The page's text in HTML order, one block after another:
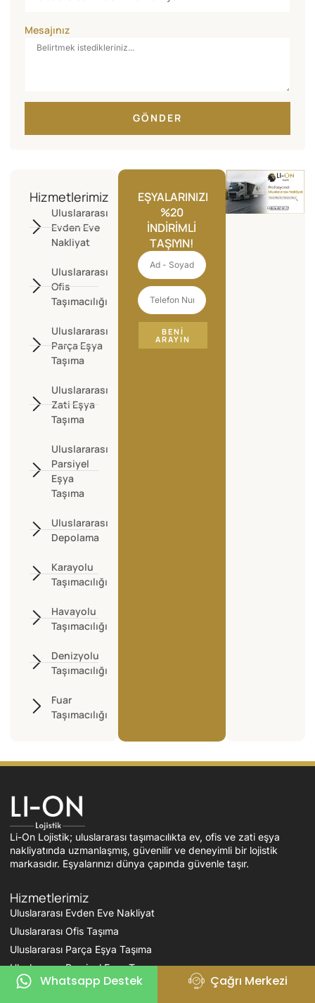
Mesajınız
GÖNDER
Hizmetlerimiz
Uluslararası
Evden Eve
Nakliyat
Uluslararası
Ofis
Taşımacılığı
Uluslararası
Parça Eşya
Taşıma
Uluslararası
Zati Eşya
Taşıma
Uluslararası
Parsiyel
Eşya
Taşıma
Uluslararası
Depolama
Karayolu
Taşımacılığı
Havayolu
Taşımacılığı
Denizyolu
Taşımacılığı
Fuar
Taşımacılığı
EŞYALARINIZI
%20
İNDIRIMLI
TAŞIYIN!
BENI
ARAYIN
Li-On Lojistik; uluslararası taşımacılıkta ev, ofis ve zati eşya
nakliyatında uzmanlaşmış, güvenilir ve deneyimli bir lojistik
markasıdır. Eşyalarınızı dünya çapında güvenle taşır.
Hizmetlerimiz
Uluslararası Evden Eve Nakliyat
Uluslararası Ofis Taşıma
Uluslararası Parça Eşya Taşıma
Uluslararası Parsiyel Eşya Taşıma
Uluslararası Zati Eşya Taşıma
Whatsapp Destek Çağrı Merkezi